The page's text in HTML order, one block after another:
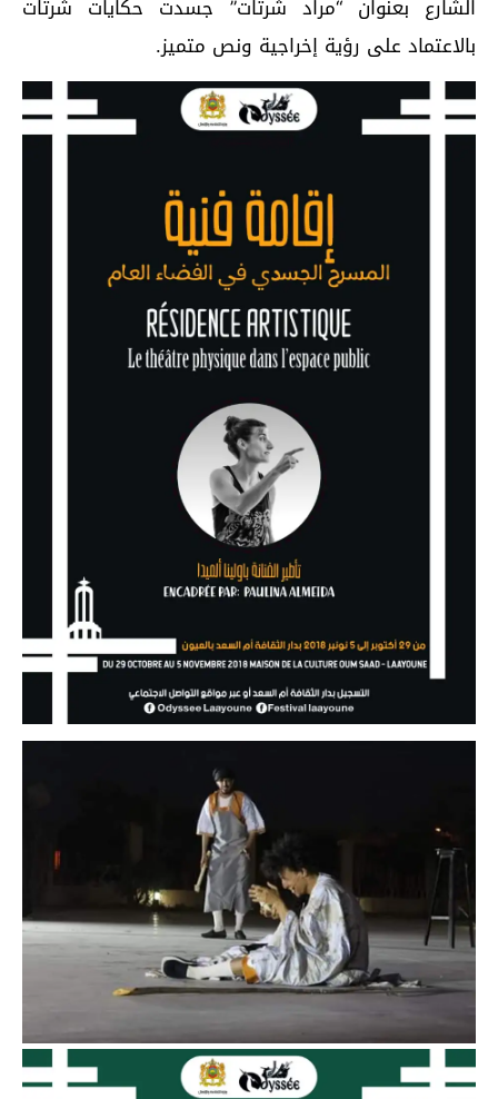
الشارع بعنوان “مراد شرتات” جسدت حكايات شرتات
بالاعتماد على رؤية إخراجية ونص متميز.